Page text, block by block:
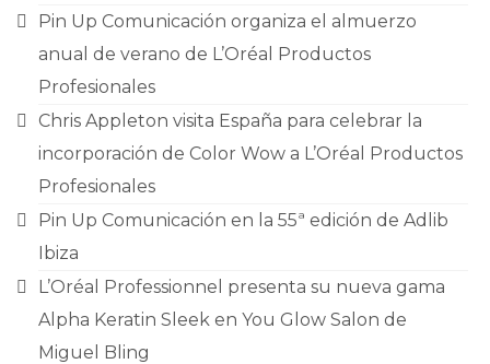
Pin Up Comunicación organiza el almuerzo
anual de verano de L’Oréal Productos
Profesionales
Chris Appleton visita España para celebrar la
incorporación de Color Wow a L’Oréal Productos
Profesionales
Pin Up Comunicación en la 55ª edición de Adlib
Ibiza
L’Oréal Professionnel presenta su nueva gama
Alpha Keratin Sleek en You Glow Salon de
Miguel Bling